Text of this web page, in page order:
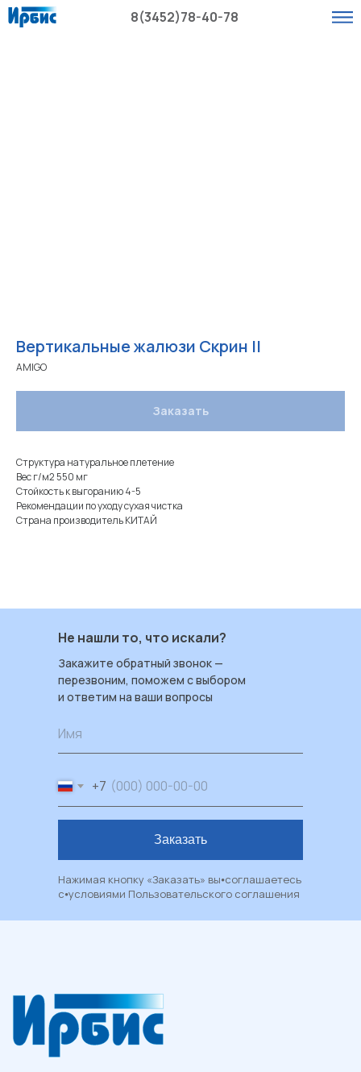
8(3452)78-40-78
Вертикальные жалюзи Скрин II
AMIGO
Заказать
Структура натуральное плетение
Вес г/м2 550 мг
Стойкость к выгоранию 4-5
Рекомендации по уходу сухая чистка
Страна производитель КИТАЙ
Имя
+7
Заказать
Нажимая кнопку «Заказать» вы⦁соглашаетесь
с⦁условиями Пользовательского соглашения
Не нашли то, что искали?
Закажите обратный звонок —
перезвоним, поможем с выбором
и ответим на ваши вопросы
Работаем с 2004 ИРБИС-Т
+7 (3452) 78 40 78
Художественные окна
Балконы и лоджии
Москитные сетки
Пн — Пт: 09:00–18:00
Сб: 09:00–17:00
Вс: выходной